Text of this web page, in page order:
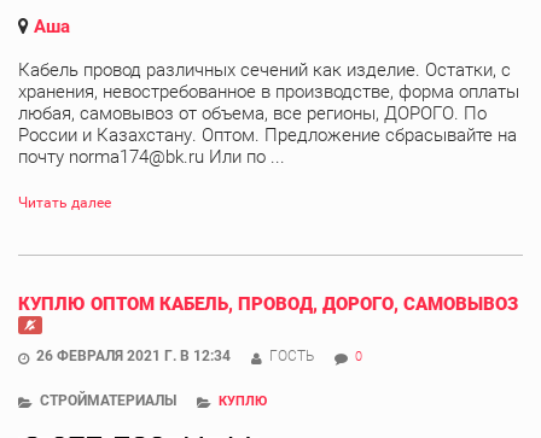
Аша
Кабель провод различных сечений как изделие. Остатки, с
хранения, невостребованное в производстве, форма оплаты
любая, самовывоз от объема, все регионы, ДОРОГО. По
России и Казахстану. Оптом. Предложение сбрасывайте на
почту norma174@bk.ru Или по ...
Читать далее
КУПЛЮ ОПТОМ КАБЕЛЬ, ПРОВОД, ДОРОГО, САМОВЫВОЗ
26 ФЕВРАЛЯ 2021 Г. В 12:34 ГОСТЬ 0
СТРОЙМАТЕРИАЛЫ КУПЛЮ